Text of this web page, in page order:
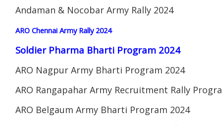
Andaman & Nocobar Army Rally 2024
ARO Chennai Army Rally 2024
Soldier Pharma Bharti Program 2024
ARO Nagpur Army Bharti Program 2024
ARO Rangapahar Army Recruitment Rally
ARO Belgaum Army Bharti Program 2024